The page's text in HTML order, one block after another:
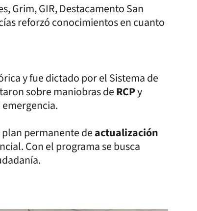
Grim, GIR, Destacamento San
reforzó conocimientos en cuanto
y fue dictado por el Sistema de
sobre maniobras deRCPy
permanente deactualización
Con el programa se busca